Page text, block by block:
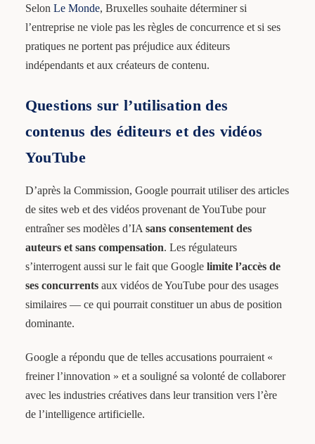
Selon Le Monde, Bruxelles souhaite déterminer si
l’entreprise ne viole pas les règles de concurrence et si ses
pratiques ne portent pas préjudice aux éditeurs
indépendants et aux créateurs de contenu.
Questions sur l’utilisation des
contenus des éditeurs et des vidéos
YouTube
D’après la Commission, Google pourrait utiliser des articles
de sites web et des vidéos provenant de YouTube pour
entraîner ses modèles d’IA sans consentement des
auteurs et sans compensation. Les régulateurs
s’interrogent aussi sur le fait que Google limite l’accès de
ses concurrentsaux vidéos de YouTube pour des usages
similaires — ce qui pourrait constituer un abus de position
dominante.
Google a répondu que de telles accusations pourraient «
freiner l’innovation » et a souligné sa volonté de collaborer
avec les industries créatives dans leur transition vers l’ère
de l’intelligence artificielle.